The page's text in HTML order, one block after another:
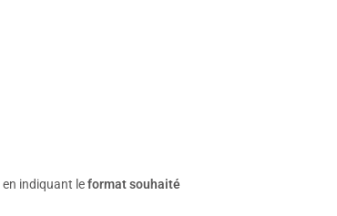
en indiquant leformat souhaité